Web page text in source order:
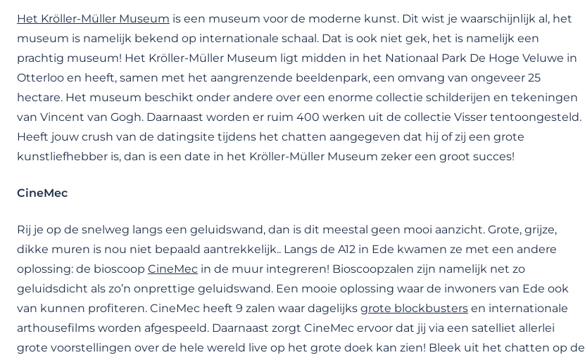
Het Kröller-Müller Museum is een museum voor de moderne kunst. Dit wist je waarschijnlijk al, het
museum is namelijk bekend op internationale schaal. Dat is ook niet gek, het is namelijk een
prachtig museum! Het Kröller-Müller Museum ligt midden in het Nationaal Park De Hoge Veluwe in
Otterloo en heeft, samen met het aangrenzende beeldenpark, een omvang van ongeveer 25
hectare. Het museum beschikt onder andere over een enorme collectie schilderijen en tekeningen
van Vincent van Gogh. Daarnaast worden er ruim 400 werken uit de collectie Visser tentoongesteld.
Heeft jouw crush van de datingsite tijdens het chatten aangegeven dat hij of zij een grote
kunstliefhebber is, dan is een date in het Kröller-Müller Museum zeker een groot succes!
CineMec
Rij je op de snelweg langs een geluidswand, dan is dit meestal geen mooi aanzicht. Grote, grijze,
dikke muren is nou niet bepaald aantrekkelijk.. Langs de A12 in Ede kwamen ze met een andere
oplossing: de bioscoop CineMec in de muur integreren! Bioscoopzalen zijn namelijk net zo
geluidsdicht als zo’n onprettige geluidswand. Een mooie oplossing waar de inwoners van Ede ook
van kunnen profiteren. CineMec heeft 9 zalen waar dagelijks grote blockbusters en internationale
arthousefilms worden afgespeeld. Daarnaast zorgt CineMec ervoor dat jij via een satelliet allerlei
grote voorstellingen over de hele wereld live op het grote doek kan zien! Bleek uit het chatten op de